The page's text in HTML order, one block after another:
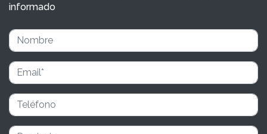
informado